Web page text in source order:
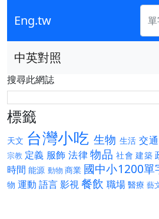
Eng.tw
中英對照
搜尋此網誌
標籤
天文 台灣小吃 生物 生活 交通
宗教 定義 服飾 法律物品 社會 建築
時間 能源 動物 商業 國中小1200單
物 運動 語言影視餐飲 職場 醫療 藝